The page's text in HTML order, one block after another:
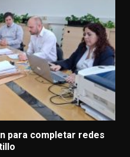
para completar redes